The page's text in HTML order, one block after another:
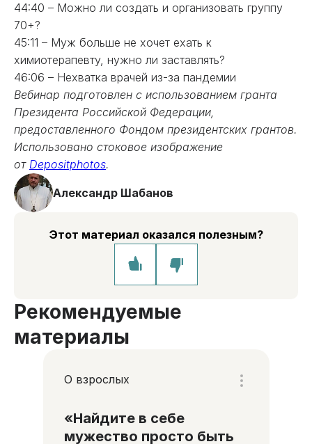
44:40 – Можно ли создать и организовать группу
70+?
45:11 – Муж больше не хочет ехать к
химиотерапевту, нужно ли заставлять?
46:06 – Нехватка врачей из-за пандемии
Вебинар подготовлен с использованием гранта
Президента Российской Федерации,
предоставленного Фондом президентских грантов.
Использовано стоковое изображение
от Depositphotos.
Александр Шабанов
Этот материал оказался полезным?
Рекомендуемые
материалы
О взрослых
«Найдите в себе
мужество просто быть